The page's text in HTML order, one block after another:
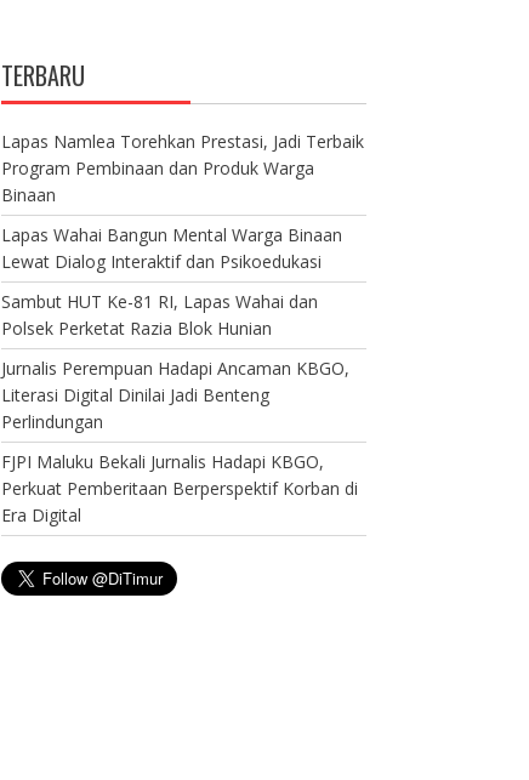
TERBARU
Lapas Namlea Torehkan Prestasi, Jadi Terbaik
Program Pembinaan dan Produk Warga
Binaan
Lapas Wahai Bangun Mental Warga Binaan
Lewat Dialog Interaktif dan Psikoedukasi
Sambut HUT Ke-81 RI, Lapas Wahai dan
Polsek Perketat Razia Blok Hunian
Jurnalis Perempuan Hadapi Ancaman KBGO,
Literasi Digital Dinilai Jadi Benteng
Perlindungan
FJPI Maluku Bekali Jurnalis Hadapi KBGO,
Perkuat Pemberitaan Berperspektif Korban di
Era Digital